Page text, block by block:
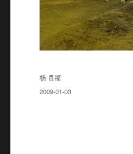
Author
杨 贵福
Posted
2009-01-03